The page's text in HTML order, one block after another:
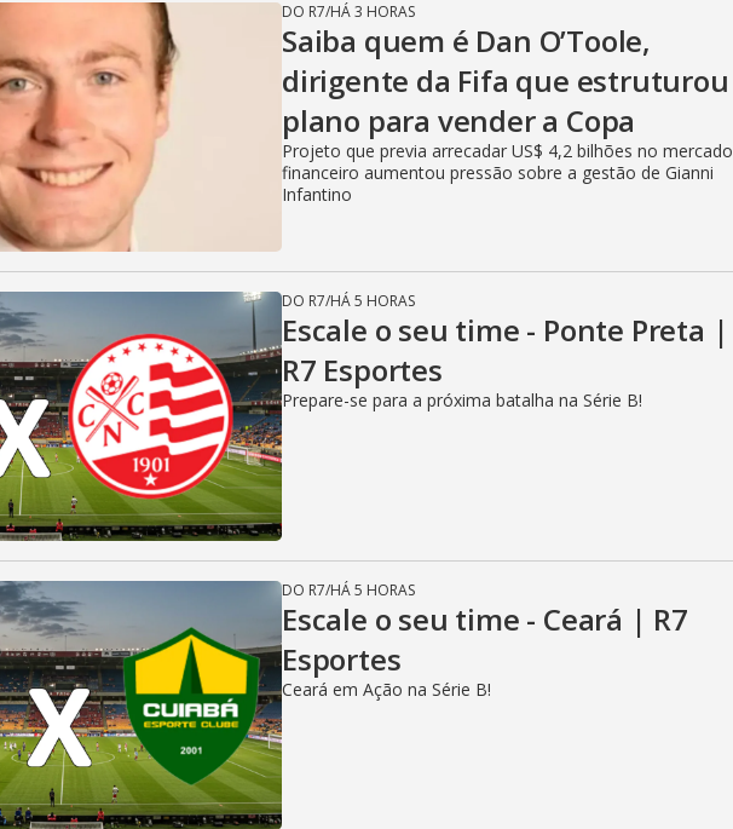
DO R7/HÁ 3 HORAS
Saiba quem é Dan O’Toole,
dirigente da Fifa que estruturou
plano para vender a Copa
Projeto que previa arrecadar US$ 4,2 bilhões no mercado
financeiro aumentou pressão sobre a gestão de Gianni
Infantino
DO R7/HÁ 5 HORAS
Escale o seu time - Ponte Preta |
R7 Esportes
Prepare-se para a próxima batalha na Série B!
DO R7/HÁ 5 HORAS
Escale o seu time - Ceará | R7
Esportes
Ceará em Ação na Série B!